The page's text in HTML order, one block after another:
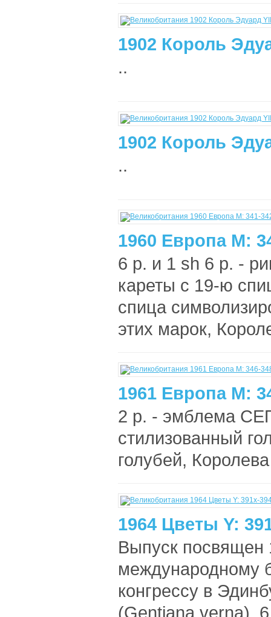
1902 Король
..
1902 Король
..
1960 Европа M:
6 p. и 1 sh 6 p. -
кареты с 19-ю
спица
этих марок,
1961 Европа М:
2 p. - эмблема
стилизованный
голубей,
1964 Цветы Y:
Выпуск посвящен
международному
конгрессу в
(Gentiana verna).